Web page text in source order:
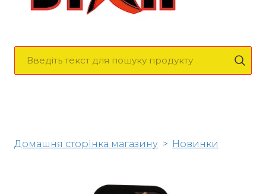
Домашня сторінка магазину Новинки